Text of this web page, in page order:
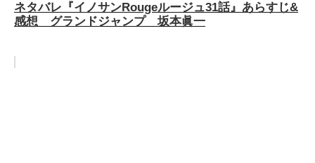
ネタバレ『イノサンRougeルージュ31話』あらすじ&
感想 グランドジャンプ 坂本眞一